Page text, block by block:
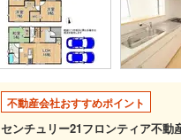
不動産会社おすすめポイント
センチュリー21フロンティア不
吹き抜け
二世帯向
キッチン